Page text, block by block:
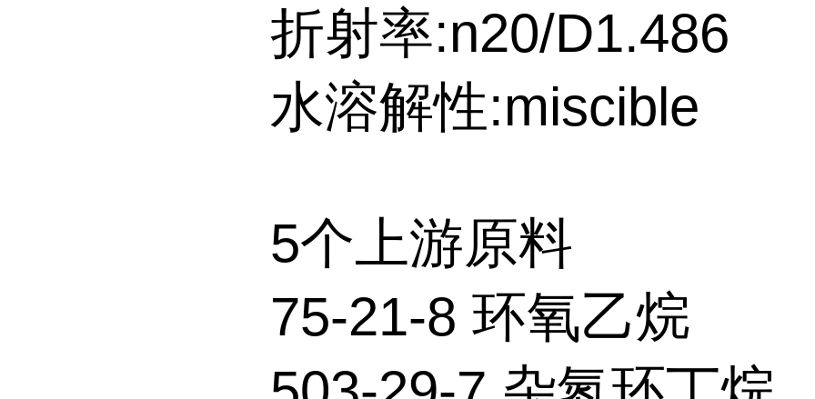
折射率:n20/D1.486
水溶解性:miscible
5个上游原料
75-21-8 环氧乙烷